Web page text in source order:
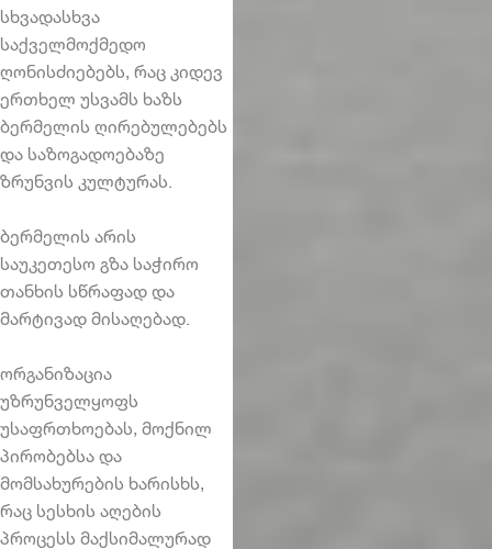
სხვადასხვა
საქველმოქმედო
ღონისძიებებს, რაც კიდევ
ერთხელ უსვამს ხაზს
ბერმელის ღირებულებებს
და საზოგადოებაზე
ზრუნვის კულტურას.
ბერმელის არის
საუკეთესო გზა საჭირო
თანხის სწრაფად და
მარტივად მისაღებად.
ორგანიზაცია
უზრუნველყოფს
უსაფრთხოებას, მოქნილ
პირობებსა და
მომსახურების ხარისხს,
რაც სესხის აღების
პროცესს მაქსიმალურად